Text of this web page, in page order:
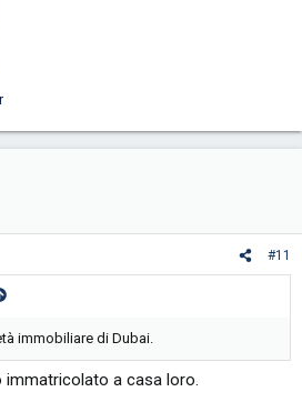
#11
immobiliare di Dubai.
immatricolato a casa loro.